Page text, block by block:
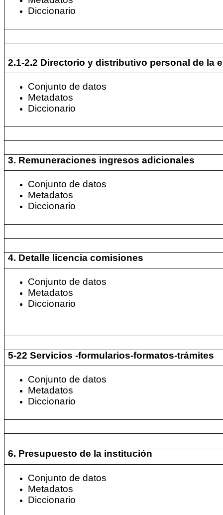
Diccionario
2.1-2.2 Directorio y distributivo personal de la
Conjunto de datos
Metadatos
Diccionario
3. Remuneraciones ingresos adicionales
Conjunto de datos
Metadatos
Diccionario
4. Detalle licencia comisiones
Conjunto de datos
Metadatos
Diccionario
5-22 Servicios -formularios-formatos-trámites
Conjunto de datos
Metadatos
Diccionario
6. Presupuesto de la institución
Conjunto de datos
Metadatos
Diccionario